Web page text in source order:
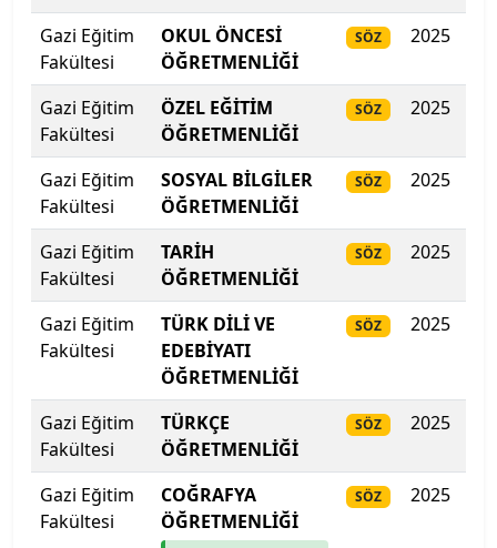
İzmir Demokrasi Üniversitesi
İzmir Ekonomi Üniversitesi
İzmir Katip Çelebi Üniversitesi
İzmir Kavram Meslek Y.O.
İzmir Tınaztepe Üniversitesi
İzmir Yüksek Teknoloji Enstitüsü
Kadir Has Üniversitesi
Kafkas Üniversitesi
Kahramanmaraş İstiklal Üniversitesi
Kahramanmaraş Sütçü İmam Üniversitesi
Gazi Eğitim
Fakültesi
OKUL ÖNCESİ
ÖĞRETMENLİĞİ
SÖZ 2025
Gazi Eğitim
Fakültesi
ÖZEL EĞİTİM
ÖĞRETMENLİĞİ
SÖZ 2025
Gazi Eğitim
Fakültesi
SOSYAL BİLGİLER
ÖĞRETMENLİĞİ
SÖZ 2025
Gazi Eğitim
Fakültesi
TARİH
ÖĞRETMENLİĞİ
SÖZ 2025
Gazi Eğitim
Fakültesi
TÜRK DİLİ VE
EDEBİYATI
ÖĞRETMENLİĞİ
SÖZ 2025
Gazi Eğitim
Fakültesi
TÜRKÇE
ÖĞRETMENLİĞİ
SÖZ 2025
Gazi Eğitim
Fakültesi
COĞRAFYA
ÖĞRETMENLİĞİ
SÖZ 2025